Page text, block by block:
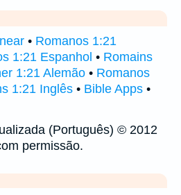
• Romanos 1:21
1:21 Espanhol • Romains
1:21 Alemão • Romanos
1:21 Inglês • Bible Apps •
(Português) © 2012
permissão.